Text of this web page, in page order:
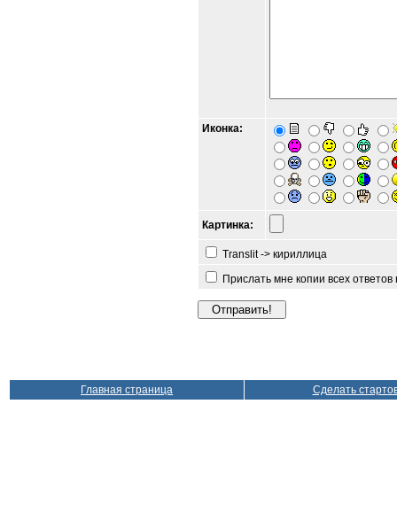
Иконка:
Картинка:
Translit -> кириллица
Прислать мне копии всех
Главная страница Сделать